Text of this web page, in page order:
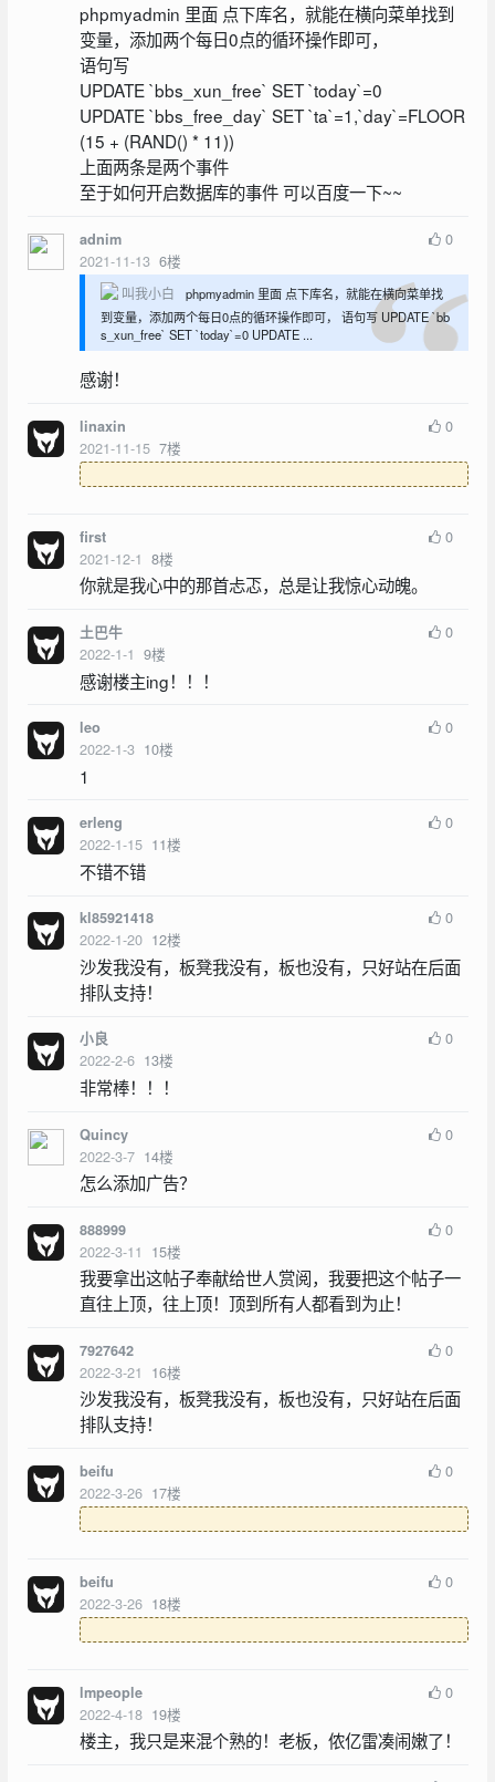
phpmyadmin 里面 点下库名，就能在横向菜单找到
变量，添加两个每日0点的循环操作即可，
语句写
UPDATE `bbs_xun_free` SET `today`=0
UPDATE `bbs_free_day` SET `ta`=1,`day`=FLOOR
(15 + (RAND() * 11))
上面两条是两个事件
至于如何开启数据库的事件 可以百度一下~~
adnim
2021-11-13 6楼
0
叫我小白
phpmyadmin 里面 点下库名，就能在横向菜单找
到变量，添加两个每日0点的循环操作即可， 语句写 UPDATE `bb
s_xun_free` SET `today`=0 UPDATE ...
感谢！
linaxin
2021-11-15 7楼
0
first
2021-12-1 8楼
0
你就是我心中的那首忐忑，总是让我惊心动魄。
土巴牛
2022-1-1 9楼
0
感谢楼主ing！！！
leo
2022-1-3 10楼
0
1
erleng
2022-1-15 11楼
0
不错不错
kl85921418
2022-1-20 12楼
0
沙发我没有，板凳我没有，板也没有，只好站在后面
排队支持！
小良
2022-2-6 13楼
0
非常棒！！！
Quincy
2022-3-7 14楼
0
怎么添加广告？
888999
2022-3-11 15楼
0
我要拿出这帖子奉献给世人赏阅，我要把这个帖子一
直往上顶，往上顶！顶到所有人都看到为止！
7927642
2022-3-21 16楼
0
沙发我没有，板凳我没有，板也没有，只好站在后面
排队支持！
beifu
2022-3-26 17楼
0
beifu
2022-3-26 18楼
0
lmpeople
2022-4-18 19楼
0
楼主，我只是来混个熟的！老板，侬亿雷凑闹嫩了！